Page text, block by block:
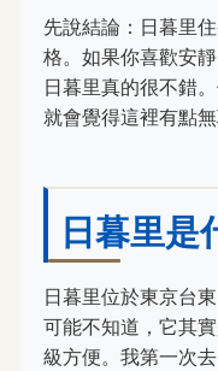
先說結論：日暮里
格。如果你喜歡安
日暮里真的很不錯
就會覺得這裡有點無
日暮里是
日暮里位於東京台
可能不知道，它其
級方便。我第一次